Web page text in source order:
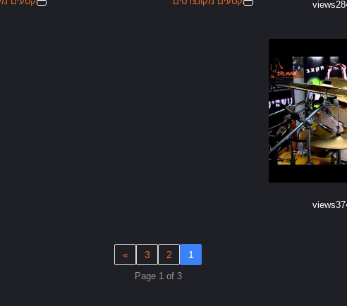
28
views
37
views
1
2
3
»
Page 1 of 3